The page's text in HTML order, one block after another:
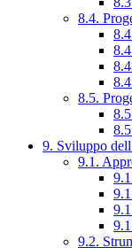
8.4.
8.5.
9. Sviluppo
9.1.
9.2.